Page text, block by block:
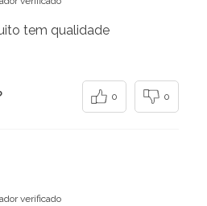
tem qualidade
0 0
verificado